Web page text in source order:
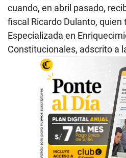
cuando, en abril pasado,
fiscal Ricardo Dulanto, quien
Especializada en
Constitucionales, adscrito a